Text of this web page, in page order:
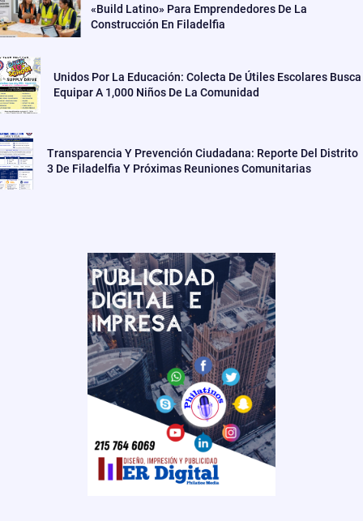
«Build Latino» Para Emprendedores De La
Construcción En Filadelfia
Unidos Por La Educación: Colecta De Útiles Escolares Busca
Equipar A 1,000 Niños De La Comunidad
Transparencia Y Prevención Ciudadana: Reporte Del Distrito
3 De Filadelfia Y Próximas Reuniones Comunitarias